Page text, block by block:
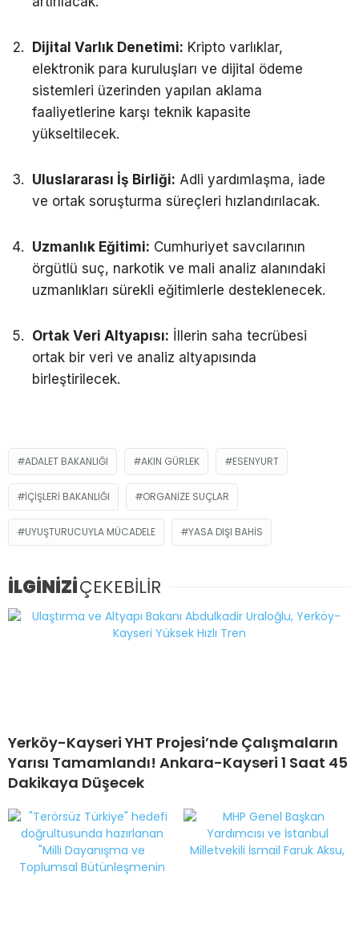
Dijital Varlık Denetimi: Kripto varlıklar,
elektronik para kuruluşları ve dijital ödeme
sistemleri üzerinden yapılan aklama
faaliyetlerine karşı teknik kapasite
yükseltilecek.
Uluslararası İş Birliği: Adli yardımlaşma, iade
ve ortak soruşturma süreçleri hızlandırılacak.
Uzmanlık Eğitimi: Cumhuriyet savcılarının
örgütlü suç, narkotik ve mali analiz alanındaki
uzmanlıkları sürekli eğitimlerle desteklenecek.
Ortak Veri Altyapısı: İllerin saha tecrübesi
ortak bir veri ve analiz altyapısında
birleştirilecek.
ADALET BAKANLIĞI AKIN GÜRLEK ESENYURT
İÇIŞLERI BAKANLIĞI ORGANIZE SUÇLAR
UYUŞTURUCUYLA MÜCADELE YASA DIŞI BAHIS
İLGİNİZİÇEKEBİLİR
Yerköy-Kayseri YHT Projesi’nde Çalışmaların
Yarısı Tamamlandı! Ankara-Kayseri 1 Saat 45
Dakikaya Düşecek